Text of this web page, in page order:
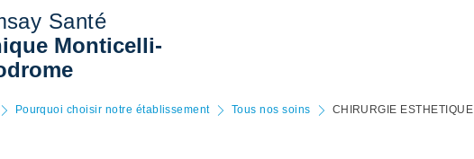
Santé
Monticelli-
Pourquoi choisir notre établissement Tous nos soins CHIRURGIE ESTHETIQUE